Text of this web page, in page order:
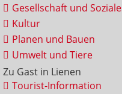
Gesellschaft und
Kultur
Planen und Bauen
Umwelt und Tiere
Zu Gast in Lienen
Tourist-Information